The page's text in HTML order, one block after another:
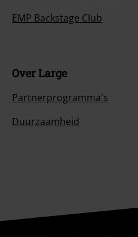
EMP Backstage Club
Over Large
Partnerprogramma's
Duurzaamheid